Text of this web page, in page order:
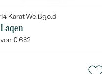
14 Karat Weißgold
Laqen
von € 682